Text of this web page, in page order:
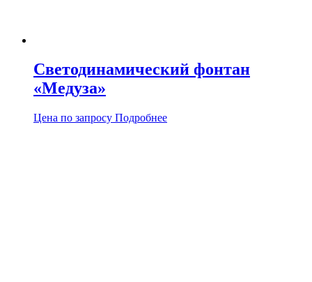
Светодинамический фонтан
«Медуза»
Цена по запросу Подробнее